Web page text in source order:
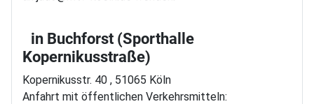
in Buchforst (Sporthalle
Kopernikusstraße)
Kopernikusstr. 40 , 51065 Köln
Anfahrt mit öffentlichen Verkehrsmitteln: